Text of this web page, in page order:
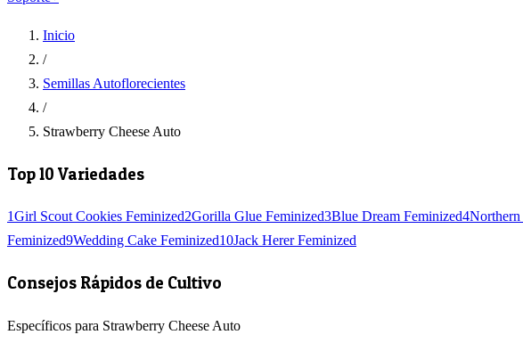
Inicio
/
Semillas Autoflorecientes
/
Strawberry Cheese Auto
Top 10 Variedades
1Girl Scout Cookies Feminized2Gorilla Glue Feminized3Blue Dream Feminized4
Feminized9Wedding Cake Feminized10Jack Herer Feminized
Consejos Rápidos de Cultivo
Específicos para Strawberry Cheese Auto